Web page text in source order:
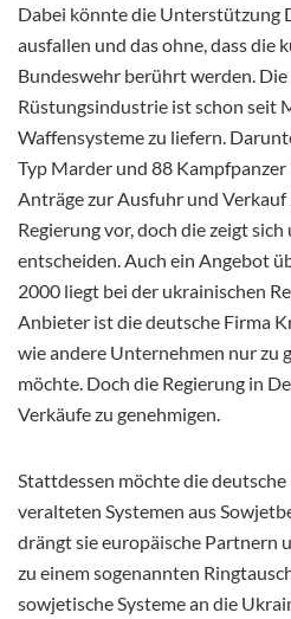
Dabei könnte die Unterstützung
ausfallen und das ohne, dass die
Bundeswehr berührt werden.
Rüstungsindustrie ist schon seit
Waffensysteme zu liefern.
Typ Marder und 88
Anträge zur Ausfuhr und Verkauf
Regierung vor, doch die zeigt
entscheiden. Auch ein Angebot
2000 liegt bei der ukrainischen
Anbieter ist die deutsche Firma
wie andere Unternehmen nur zu
möchte. Doch die Regierung in
Verkäufe zu genehmigen.
Stattdessen möchte die
veralteten Systemen aus
drängt sie europäische Partnern
zu einem sogenannten
sowjetische Systeme an die